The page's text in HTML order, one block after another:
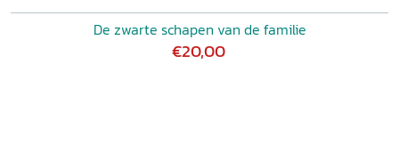
De zwarte schapen van de familie
€20,00